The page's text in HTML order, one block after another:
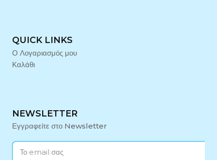
QUICK LINKS
Ο Λογαριασμός μου
Καλάθι
NEWSLETTER
Εγγραφείτε στο Newsletter